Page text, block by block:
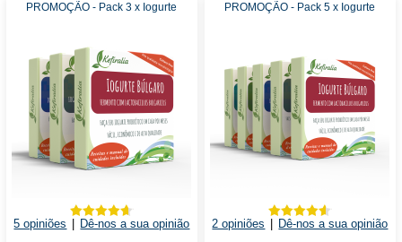
PROMOÇÃO - Pack 3 x Iogurte
5 opiniões Dê-nos a sua opinião
PROMOÇÃO - Pack 5 x Iogurte
2 opiniões Dê-nos a sua opinião